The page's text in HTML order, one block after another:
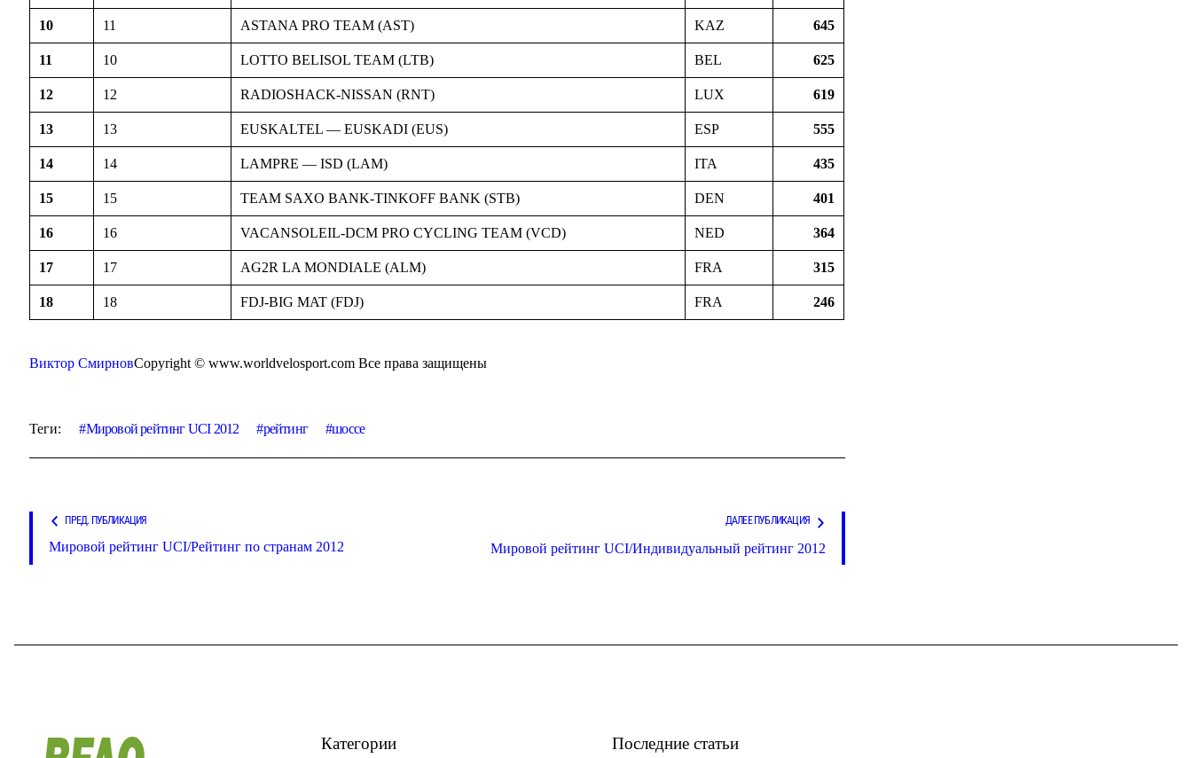
10 11 ASTANA PRO TEAM (AST) KAZ 645
11 10 LOTTO BELISOL TEAM (LTB) BEL 625
12 12 RADIOSHACK-NISSAN (RNT) LUX 619
13 13 EUSKALTEL — EUSKADI (EUS) ESP 555
14 14 LAMPRE — ISD (LAM) ITA 435
15 15 TEAM SAXO BANK-TINKOFF BANK (STB) DEN 401
16 16 VACANSOLEIL-DCM PRO CYCLING TEAM (VCD) NED 364
17 17 AG2R LA MONDIALE (ALM) FRA 315
18 18 FDJ-BIG MAT (FDJ) FRA 246
Виктор СмирновCopyright © www.worldvelosport.com Все права защищены
Теги: Мировой рейтинг UCI 2012 рейтинг шоссе
ПРЕД. ПУБЛИКАЦИЯ
Мировой рейтинг UCI/Рейтинг по странам 2012
ДАЛЕЕ ПУБЛИКАЦИЯ
Мировой рейтинг UCI/Индивидуальный рейтинг 2012
Категории Последние статьи